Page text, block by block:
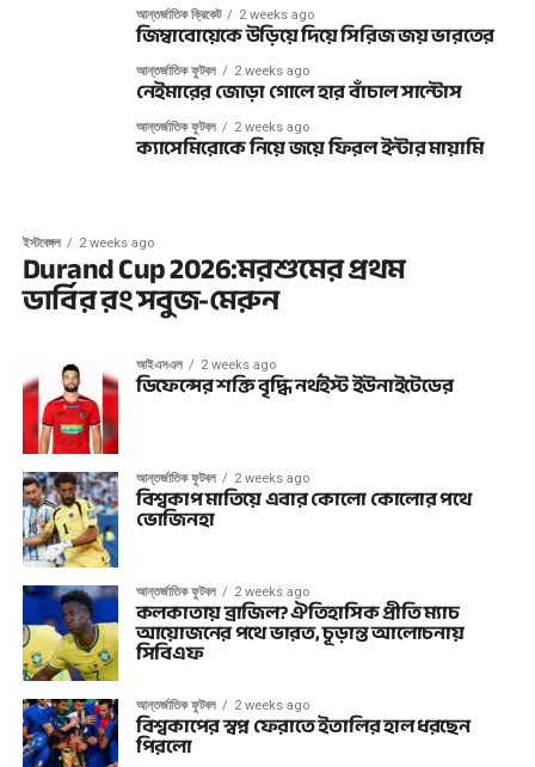
আন্তর্জাতিক ক্রিকেট 2 weeks ago
জিম্বাবোয়েকে উড়িয়ে দিয়ে সিরিজ জয় ভারতের
আন্তর্জাতিক ফুটবল 2 weeks ago
নেইমারের জোড়া গোলে হার বাঁচাল সান্টোস
আন্তর্জাতিক ফুটবল 2 weeks ago
ক্যাসেমিরোকে নিয়ে জয়ে ফিরল ইন্টার মায়ামি
ইস্টবেঙ্গল 2 weeks ago
Durand Cup 2026:মরশুমের প্রথম
ডার্বির রং সবুজ-মেরুন
আইএসএল 2 weeks ago
ডিফেন্সের শক্তি বৃদ্ধি নর্থইস্ট ইউনাইটেডের
আন্তর্জাতিক ফুটবল 2 weeks ago
বিশ্বকাপ মাতিয়ে এবার কোলো কোলোর পথে
ভোজিনহা
আন্তর্জাতিক ফুটবল 2 weeks ago
কলকাতায় ব্রাজিল? ঐতিহাসিক প্রীতি ম্যাচ
আয়োজনের পথে ভারত, চূড়ান্ত আলোচনায়
সিবিএফ
আন্তর্জাতিক ফুটবল 2 weeks ago
বিশ্বকাপের স্বপ্ন ফেরাতে ইতালির হাল ধরছেন
পিরলো